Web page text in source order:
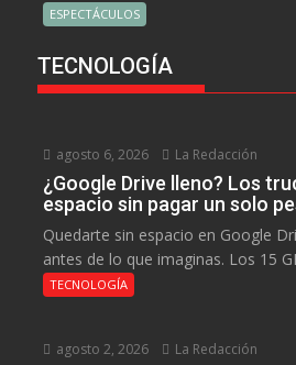
ESPECTÁCULOS
TECNOLOGÍA
agosto 6, 2026 La Redacción
¿Google Drive lleno? Los
espacio sin pagar un solo
Quedarte sin espacio en Google
antes de lo que imaginas. Los 15
TECNOLOGÍA
agosto 2, 2026 La Redacción